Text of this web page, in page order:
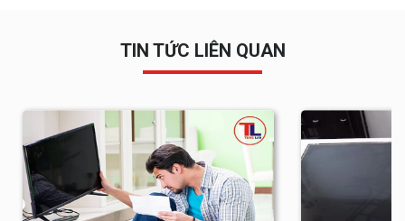
TIN TỨC LIÊN QUAN